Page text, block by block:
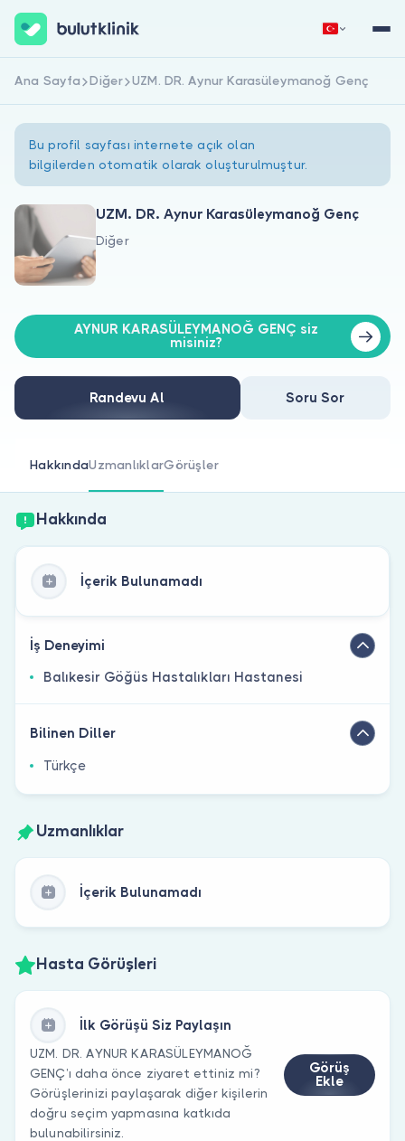
Hakkımızda
Doktorlar için
Doktor musunuz?
Hemen Kaydol Giriş Yap
Ana Sayfa Diğer UZM. DR. Aynur Karasüleymanoğ Genç
Bu profil sayfası internete açık olan
bilgilerden otomatik olarak oluşturulmuştur.
UZM. DR. Aynur Karasüleymanoğ Genç
Diğer
AYNUR KARASÜLEYMANOĞ GENÇ siz
misiniz?
Randevu Al Soru Sor
HakkındaUzmanlıklarGörüşler
Hakkında
İçerik Bulunamadı
İş Deneyimi
Balıkesir Göğüs Hastalıkları Hastanesi
Bilinen Diller
Türkçe
Uzmanlıklar
İçerik Bulunamadı
Hasta Görüşleri
İlk Görüşü Siz Paylaşın
UZM. DR. AYNUR KARASÜLEYMANOĞ
GENÇ’ı daha önce ziyaret ettiniz mi?
Görüşlerinizi paylaşarak diğer kişilerin
doğru seçim yapmasına katkıda
bulunabilirsiniz.
Görüş
Ekle